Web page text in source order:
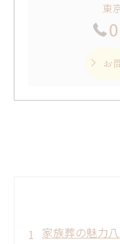
東
お
家族葬の魅力